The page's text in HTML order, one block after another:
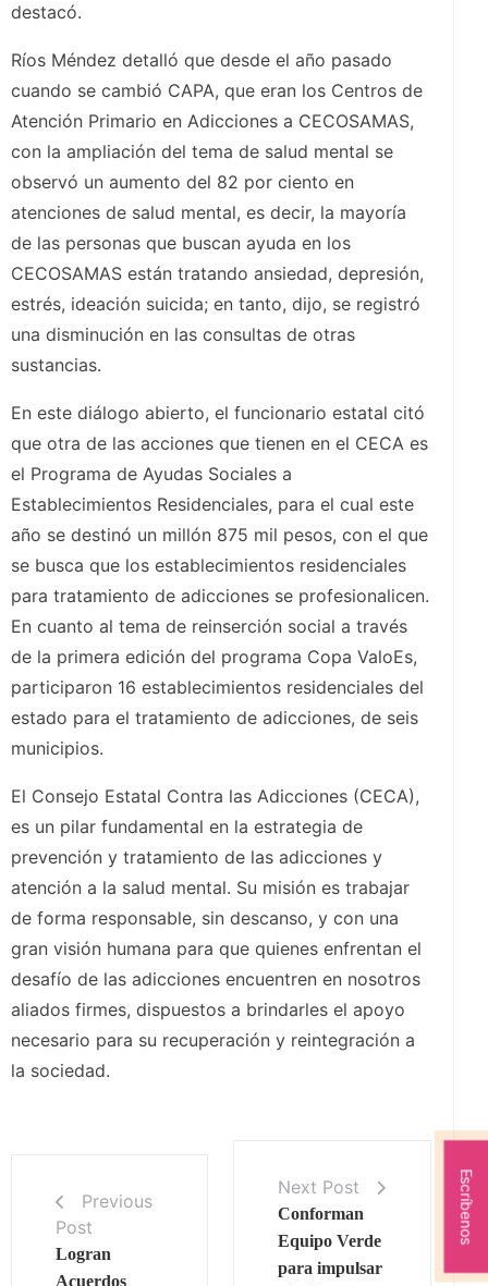
destacó.
Ríos Méndez detalló que desde el año pasado
cuando se cambió CAPA, que eran los Centros de
Atención Primario en Adicciones a CECOSAMAS,
con la ampliación del tema de salud mental se
observó un aumento del 82 por ciento en
atenciones de salud mental, es decir, la mayoría
de las personas que buscan ayuda en los
CECOSAMAS están tratando ansiedad, depresión,
estrés, ideación suicida; en tanto, dijo, se registró
una disminución en las consultas de otras
sustancias.
En este diálogo abierto, el funcionario estatal citó
que otra de las acciones que tienen en el CECA es
el Programa de Ayudas Sociales a
Establecimientos Residenciales, para el cual este
año se destinó un millón 875 mil pesos, con el que
se busca que los establecimientos residenciales
para tratamiento de adicciones se profesionalicen.
En cuanto al tema de reinserción social a través
de la primera edición del programa Copa ValoEs,
participaron 16 establecimientos residenciales del
estado para el tratamiento de adicciones, de seis
municipios.
El Consejo Estatal Contra las Adicciones (CECA),
es un pilar fundamental en la estrategia de
prevención y tratamiento de las adicciones y
atención a la salud mental. Su misión es trabajar
de forma responsable, sin descanso, y con una
gran visión humana para que quienes enfrentan el
desafío de las adicciones encuentren en nosotros
aliados firmes, dispuestos a brindarles el apoyo
necesario para su recuperación y reintegración a
la sociedad.
Previous
Post
Logran
Acuerdos
Next Post
Conforman
Equipo Verde
para impulsar
Escríbenos